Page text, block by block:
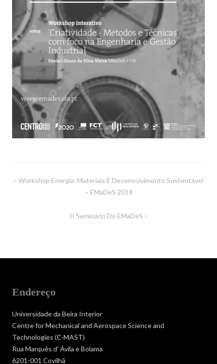
Navegação
Workshop Energia, Materiais E Desenvolvimento Sustentável
– EMaDeS 2018
II Seminário Do EMaDeS
Endereço
Universidade da Beira Interior
Centre for Mechanical and Aerospace Science and
Technologies (C-MAST)
Rua Marquês d' Ávila e Bolama
6201-001 Covilhã